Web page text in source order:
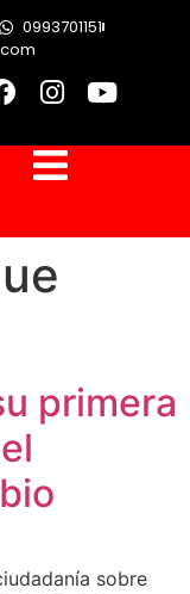
0993701151
primera
sobre